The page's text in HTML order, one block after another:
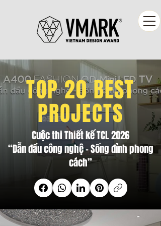
TOP 20 BEST
PROJECTS
Cuộc thi Thiết kế TCL 2026
“Dẫn đầu công nghệ - Sống đỉnh phong
cách”